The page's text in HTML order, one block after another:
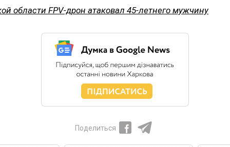
области FPV-дрон атаковал 45-летнего мужчину
Поделиться